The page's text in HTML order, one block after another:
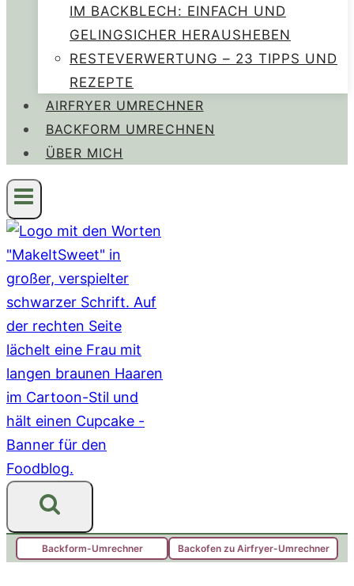
IM BACKBLECH: EINFACH UND
GELINGSICHER HERAUSHEBEN
RESTEVERWERTUNG – 23 TIPPS UND
REZEPTE
AIRFRYER UMRECHNER
BACKFORM UMRECHNEN
ÜBER MICH
Backform-Umrechner Backofen zu Airfryer-Umrechner